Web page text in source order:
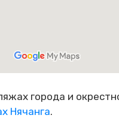
города и
Нячанга.